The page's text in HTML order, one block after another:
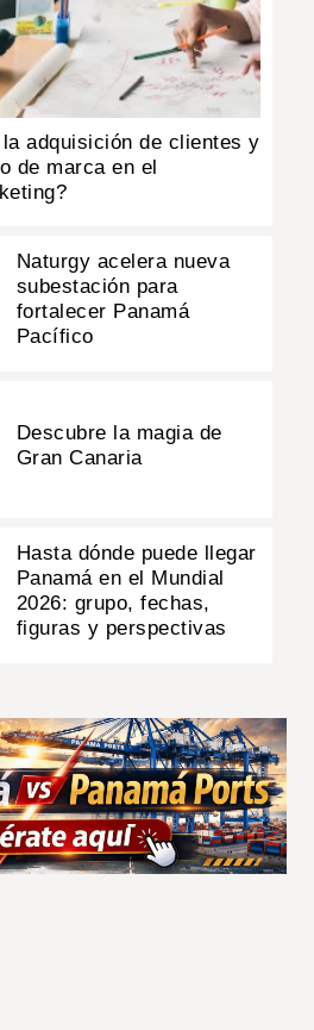
adquisición de clientes y
de marca en el
Naturgy acelera nueva
subestación para
fortalecer Panamá
Pacífico
Descubre la magia de
Gran Canaria
Hasta dónde puede llegar
Panamá en el Mundial
2026: grupo, fechas,
figuras y perspectivas